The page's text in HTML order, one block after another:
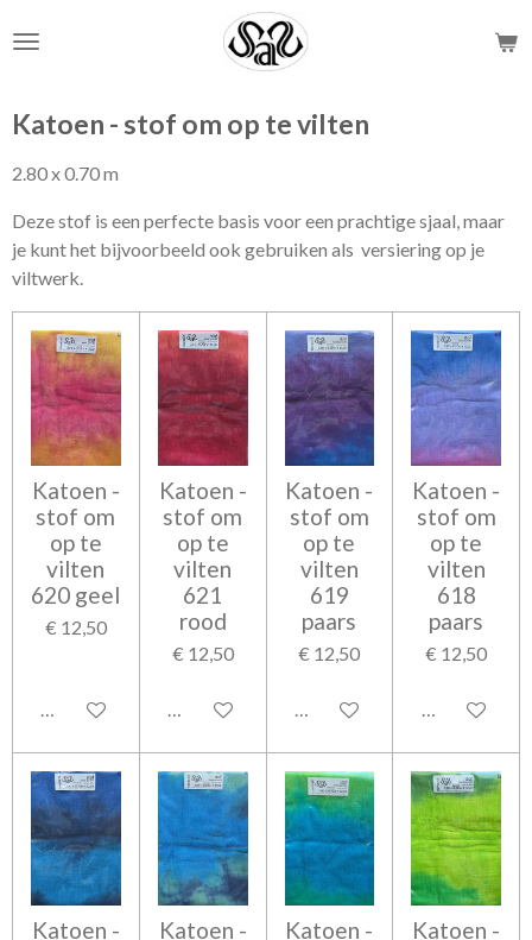
direct
de
hoofdinhoud
Katoen - stof om op te vilten
2.80 x 0.70 m
Deze stof is een perfecte basis voor een prachtige sjaal, maar
je kunt het bijvoorbeeld ook gebruiken als versiering op je
viltwerk.
Katoen -
stof om
op te
vilten
620 geel
€ 12,50
In winkelwagen
Katoen -
stof om
op te
vilten
621
rood
€ 12,50
In winkelwagen
Katoen -
stof om
op te
vilten
619
paars
€ 12,50
In winkelwagen
Katoen -
stof om
op te
vilten
618
paars
€ 12,50
In
Katoen -
Katoen -
Katoen -
Katoen -